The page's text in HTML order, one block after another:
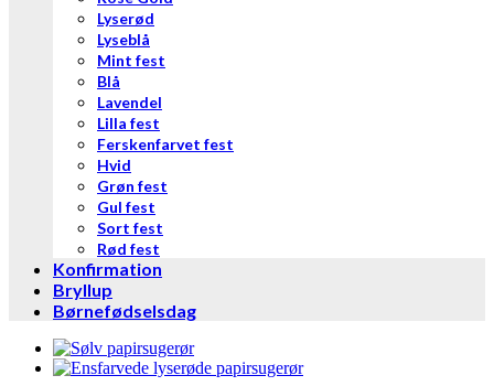
Lyserød
Lyseblå
Mint fest
Blå
Lavendel
Lilla fest
Ferskenfarvet fest
Hvid
Grøn fest
Gul fest
Sort fest
Rød fest
Konfirmation
Bryllup
Børnefødselsdag